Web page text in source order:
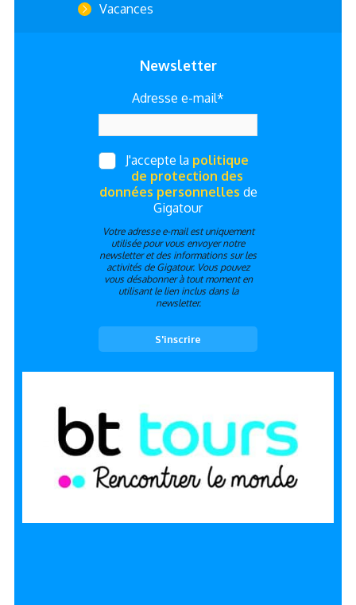
Vacances
Newsletter
Adresse e-mail*
J'accepte la politique
de protection des
données personnelles de
Gigatour
Votre adresse e-mail est uniquement
utilisée pour vous envoyer notre
newsletter et des informations sur les
activités de Gigatour. Vous pouvez
vous désabonner à tout moment en
utilisant le lien inclus dans la
newsletter.